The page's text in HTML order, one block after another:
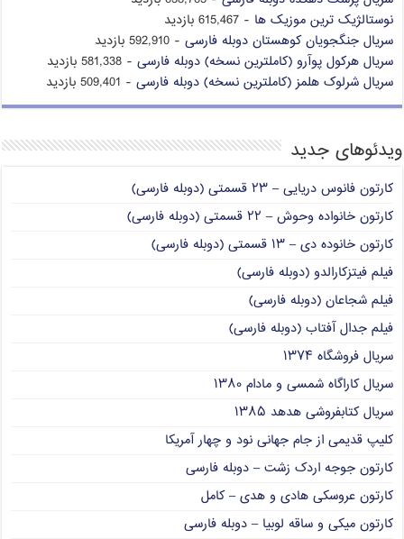
نوستالژیک ترین موزیک ها - 615,467 بازدید
سریال جنگجویان کوهستان دوبله فارسی - 592,910 بازدید
سریال هرکول پوآرو (کاملترین نسخه) دوبله فارسی - 581,338 بازدید
سریال شرلوک هلمز (کاملترین نسخه) دوبله فارسی - 509,401 بازدید
ویدئوهای جدید
کارتون فانوس دریایی – ۲۳ قسمتی (دوبله فارسی)
کارتون خانواده وحوش – ۲۲ قسمتی (دوبله فارسی)
کارتون خانوده دی – ۱۳ قسمتی (دوبله فارسی)
فیلم فیتزکارالدو (دوبله فارسی)
فیلم شجاعان (دوبله فارسی)
فیلم جدال آفتاب (دوبله فارسی)
سریال فروشگاه ۱۳۷۴
سریال کاراگاه شمسی و مادام ۱۳۸۰
سریال کتابفروشی هدهد ۱۳۸۵
کلیپ قدیمی از جام جهانی نود و چهار آمریکا
کارتون جوجه اردک زشت – دوبله فارسی
کارتون عروسکی هادی و هدی – کامل
کارتون میکی و ساقه لوبیا – دوبله فارسی